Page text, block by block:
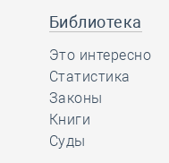
Библиотека
Это интересно
Статистика
Законы
Книги
Суды